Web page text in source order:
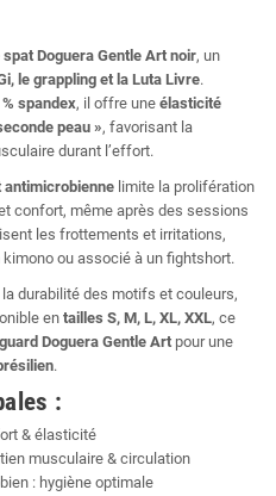
spat Doguera Gentle Art noir, un
le grappling et la Luta Livre.
spandex, il offre une élasticité
peau », favorisant la
durant l’effort.
antimicrobienne limite la prolifération
confort, même après des sessions
les frottements et irritations,
ou associé à un fightshort.
durabilité des motifs et couleurs,
en tailles S, M, L, XL, XXL, ce
Doguera Gentle Art pour une
.
:
& élasticité
musculaire & circulation
: hygiène optimale